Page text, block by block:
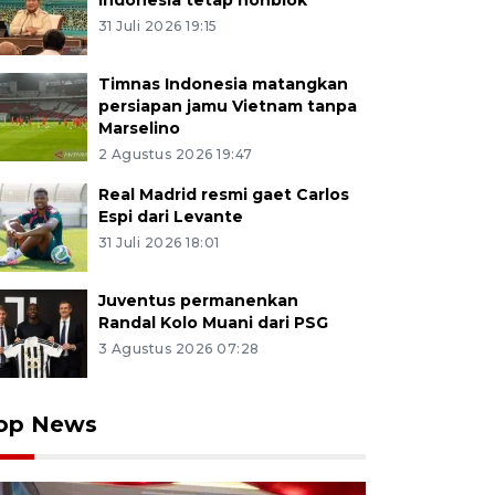
31 Juli 2026 19:15
Timnas Indonesia matangkan
persiapan jamu Vietnam tanpa
Marselino
2 Agustus 2026 19:47
Real Madrid resmi gaet Carlos
Espi dari Levante
31 Juli 2026 18:01
Juventus permanenkan
Randal Kolo Muani dari PSG
3 Agustus 2026 07:28
News